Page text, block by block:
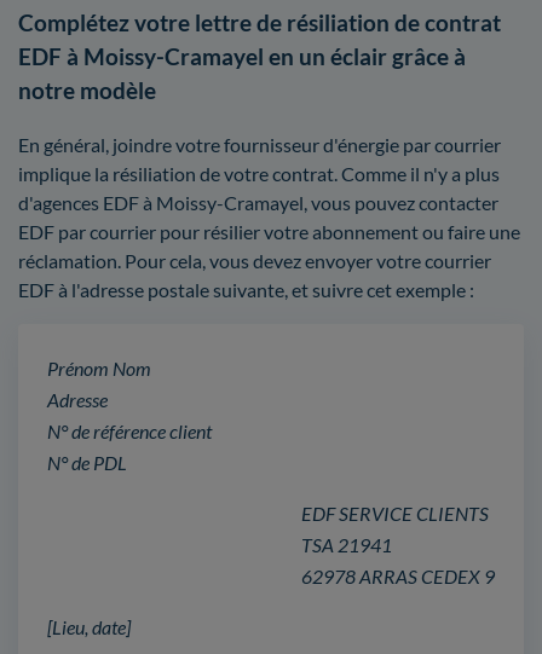
Complétez votre lettre de résiliation de contrat
EDF à Moissy-Cramayel en un éclair grâce à
notre modèle
En général, joindre votre fournisseur d'énergie par courrier
implique la résiliation de votre contrat. Comme il n'y a plus
d'agences EDF à Moissy-Cramayel, vous pouvez contacter
EDF par courrier pour résilier votre abonnement ou faire une
réclamation. Pour cela, vous devez envoyer votre courrier
EDF à l'adresse postale suivante, et suivre cet exemple :
Prénom Nom
Adresse
N° de référence client
N° de PDL
EDF SERVICE CLIENTS
TSA 21941
62978 ARRAS CEDEX 9
[Lieu, date]